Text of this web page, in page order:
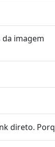
imagem
direto.